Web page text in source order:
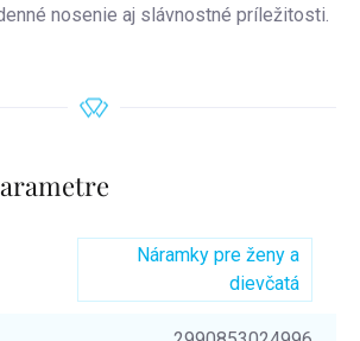
nosenie aj slávnostné príležitosti.
Náramky pre ženy a
dievčatá